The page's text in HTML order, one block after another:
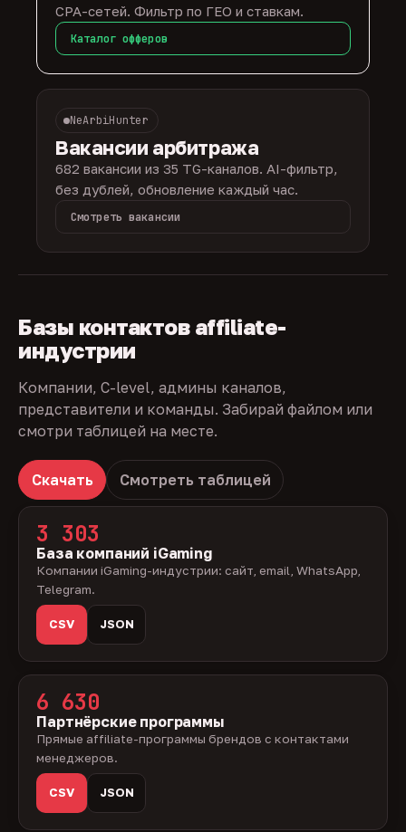
CPA-сетей. Фильтр по ГЕО и ставкам.
Каталог офферов
NeArbiHunter
Вакансии арбитража
682 вакансии из 35 TG-каналов. AI-фильтр,
без дублей, обновление каждый час.
Смотреть вакансии
Базы контактов affiliate-
индустрии
Компании, C-level, админы каналов,
представители и команды. Забирай файлом или
смотри таблицей на месте.
Скачать Смотреть таблицей
3 303
База компаний iGaming
Компании iGaming-индустрии: сайт, email, WhatsApp,
Telegram.
CSV JSON
6 630
Партнёрские программы
Прямые affiliate-программы брендов с контактами
менеджеров.
CSV JSON